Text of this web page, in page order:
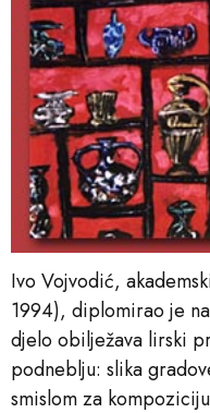
Ivo Vojvodić,
1994), diplomirao je
djelo obilježava lirski
podneblju: slika
smislom za